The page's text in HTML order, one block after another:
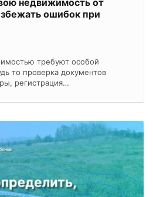
недвижимость от
ошибок при
требуют особой
то проверка документов
регистрация…